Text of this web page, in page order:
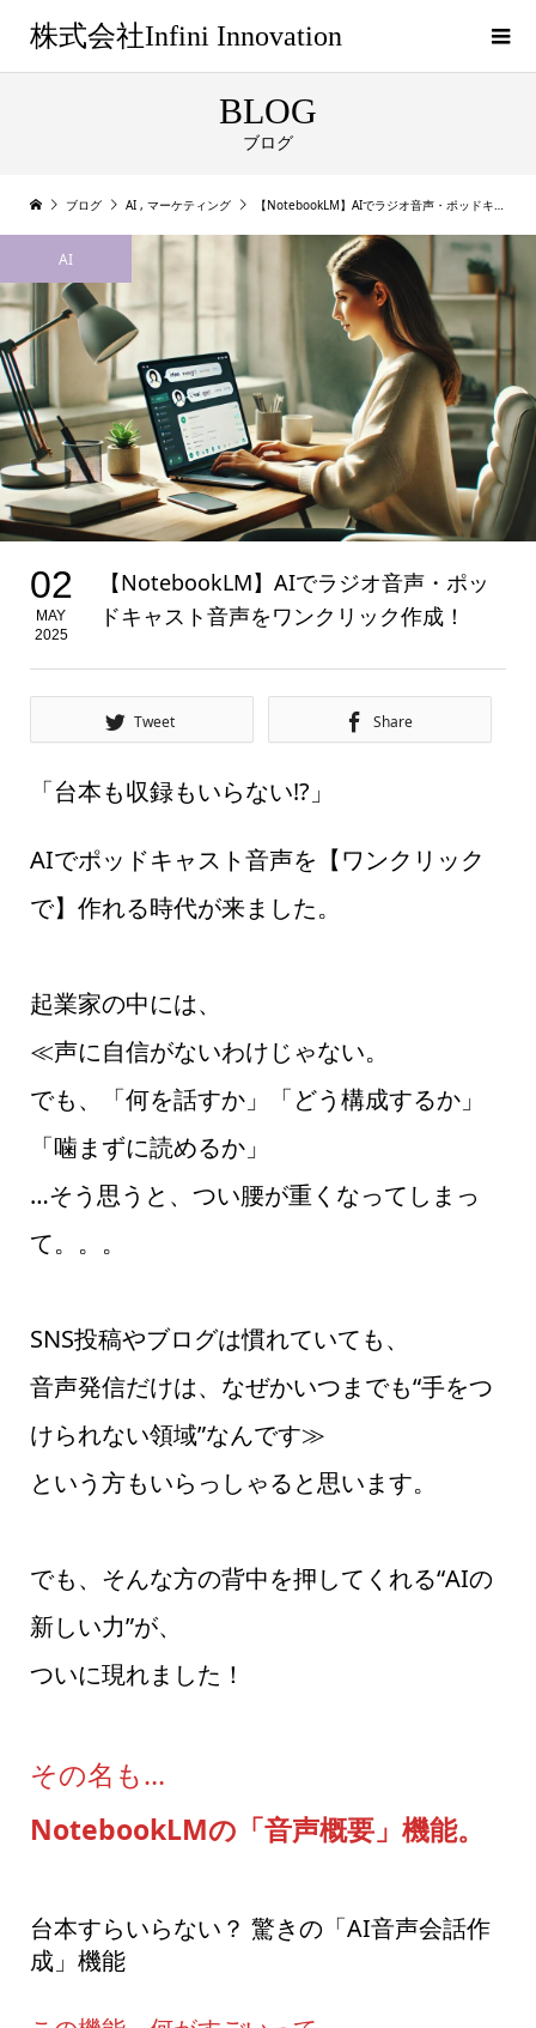
株式会社Infini Innovation
BLOG
ブログ
ブログ AI , マーケティング 【NotebookLM】AIでラジオ音声・ポッドキャスト音声をワンクリック作成！
AI
02
MAY
2025
【NotebookLM】AIでラジオ音声・ポッ
ドキャスト音声をワンクリック作成！
Tweet Share
「台本も収録もいらない!?」
AIでポッドキャスト音声を【ワンクリック
で】作れる時代が来ました。
起業家の中には、
≪声に自信がないわけじゃない。
でも、「何を話すか」「どう構成するか」
「噛まずに読めるか」
…そう思うと、つい腰が重くなってしまっ
て。。。
SNS投稿やブログは慣れていても、
音声発信だけは、なぜかいつまでも“手をつ
けられない領域”なんです≫
という方もいらっしゃると思います。
でも、そんな方の背中を押してくれる“AIの
新しい力”が、
ついに現れました！
その名も…
NotebookLMの「音声概要」機能。
台本すらいらない？ 驚きの「AI音声会話作
成」機能